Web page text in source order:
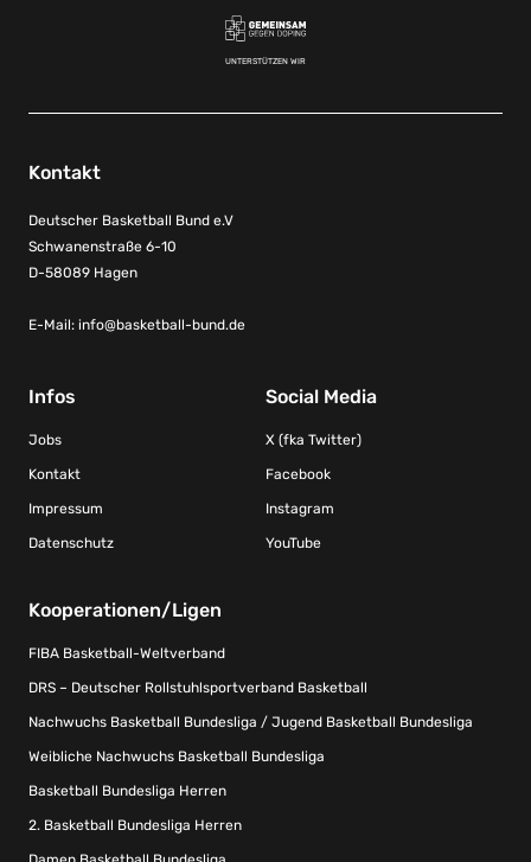
UNTERSTÜTZEN WIR
Kontakt
Deutscher Basketball Bund e.V
Schwanenstraße 6-10
D-58089 Hagen
E-Mail: info@basketball-bund.de
Infos
Jobs
Kontakt
Impressum
Datenschutz
Social Media
X (fka Twitter)
Facebook
Instagram
YouTube
Kooperationen/Ligen
FIBA Basketball-Weltverband
DRS – Deutscher Rollstuhlsportverband Basketball
Nachwuchs Basketball Bundesliga / Jugend Basketball Bundesliga
Weibliche Nachwuchs Basketball Bundesliga
Basketball Bundesliga Herren
2. Basketball Bundesliga Herren